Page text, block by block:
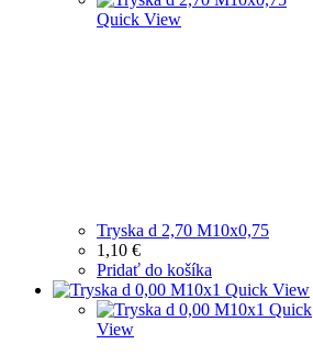
Quick View
Tryska d 2,70 M10x0,75
1,10 €
Pridať do košíka
Quick View
Quick
View